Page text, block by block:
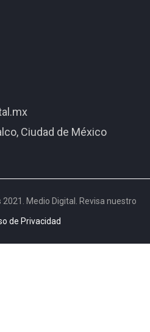
Ciudad de México
Medio Digital. Revisa nuestro
de Privacidad